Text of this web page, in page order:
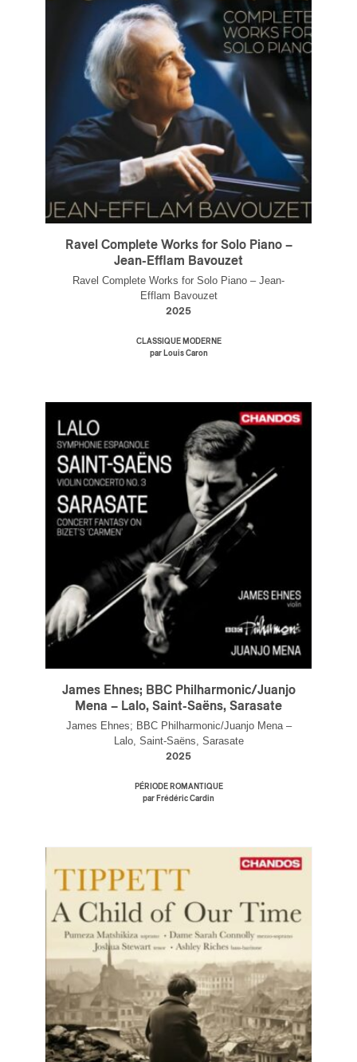
Ravel Complete Works for Solo Piano –
Jean-Efflam Bavouzet
Ravel Complete Works for Solo Piano – Jean-
Efflam Bavouzet
2025
CLASSIQUE MODERNE
par Louis Caron
James Ehnes; BBC Philharmonic/Juanjo
Mena – Lalo, Saint-Saëns, Sarasate
James Ehnes; BBC Philharmonic/Juanjo Mena –
Lalo, Saint-Saëns, Sarasate
2025
PÉRIODE ROMANTIQUE
par Frédéric Cardin